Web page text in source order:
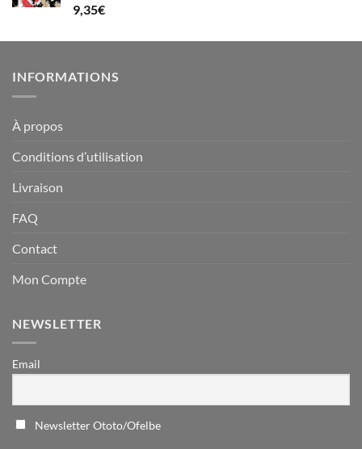
Note5.00
sur 5
9,35€
INFORMATIONS
À propos
Conditions d’utilisation
Livraison
FAQ
Contact
Mon Compte
NEWSLETTER
Email
Newsletter Ototo/Ofelbe